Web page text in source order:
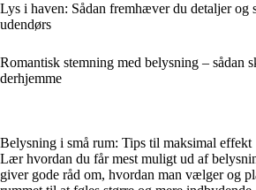
Lys i haven: Sådan fremhæver du detaljer og
udendørs
Romantisk stemning med belysning – sådan
derhjemme
Belysning i små rum: Tips til maksimal effekt
Lær hvordan du får mest muligt ud af
giver gode råd om, hvordan man vælger og